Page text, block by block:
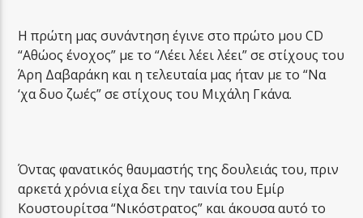
Η πρώτη μας συνάντηση έγινε στο πρώτο μου CD
“Αθώος ένοχος” με το “Λέει λέει λέει” σε στίχους του
Άρη Δαβαράκη και η τελευταία μας ήταν με το “Να
‘χα δυο ζωές” σε στίχους του Μιχάλη Γκάνα.
Όντας φανατικός θαυμαστής της δουλειάς του, πριν
αρκετά χρόνια είχα δει την ταινία του Εμίρ
Κουστουρίτσα “Νικόστρατος” και άκουσα αυτό το